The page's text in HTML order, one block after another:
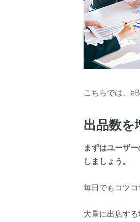
こちらでは、
出品数を
まずはユーザ
しましょう。
毎日でもコツ
大量に出店す